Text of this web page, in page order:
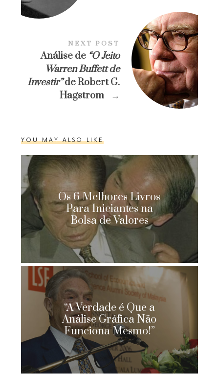
NEXT POST
Análise de “O Jeito
Warren Buffett de
Investir”de Robert G.
Hagstrom
→
YOU MAY ALSO LIKE
Os 6 Melhores Livros
Para Iniciantes na
Bolsa de Valores
“A Verdade é Que a
Análise Gráfica Não
Funciona Mesmo!”